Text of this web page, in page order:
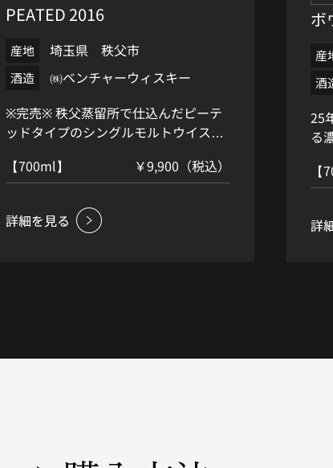
PEATED 2016
産地 埼玉県 秩父市
酒造
㈱ベンチャーウィスキー
※完売※ 秩父蒸留所で仕込んだピーテ
ッドタイプのシングルモルトウイスキ
酒。 製麦作業でピート(泥灰)を使用し
て麦芽を乾燥させることで、スモーキ
ーな、個性の強い原酒に仕上がってい
ます。こちらの「イチローズモルト 秩
まずは是非、そのままでお試し下さ
【700ml】 ￥9,900（税込）
ボ
産
酒
25
る
ア
ー
【